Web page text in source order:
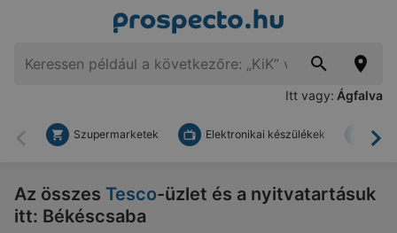
Itt vagy: Ágfalva
Vissza
Szupermarketek Elektronikai készülékek
Az összes Tesco-üzlet és a nyitvatartásuk
itt: Békéscsaba